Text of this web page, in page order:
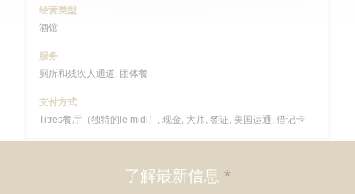
经营类型
酒馆
服务
厕所和残疾人通道, 团体餐
支付方式
Titres餐厅（独特的le midi）, 现金, 大师, 签证, 美国运通, 借记卡
了解最新信息 *